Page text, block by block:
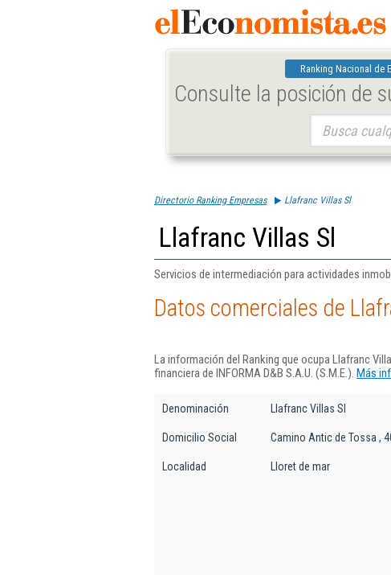
Ranking Nacional de
Consulte la posición de
Directorio Ranking Empresas Llafranc Villas Sl
Llafranc Villas Sl
Servicios de intermediación para actividades
Datos comerciales de
La información del Ranking que ocupa Llafranc
financiera de INFORMA D&B S.A.U. (S.M.E.). Más
Denominación Llafranc Villas Sl
Domicilio Social Camino Antic de Tossa ,
Localidad Lloret de mar